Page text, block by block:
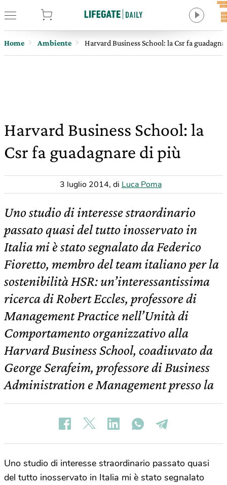
Home Ambiente Harvard Business School: la Csr fa
Harvard Business School: la
Csr fa guadagnare di più
3 luglio 2014, di Luca Poma
Uno studio di interesse straordinario
passato quasi del tutto inosservato in
Italia mi è stato segnalato da Federico
Fioretto, membro del team italiano per la
sostenibilità HSR: un’interessantissima
ricerca di Robert Eccles, professore di
Management Practice nell’Unità di
Comportamento organizzativo alla
Harvard Business School, coadiuvato da
George Serafeim, professore di Business
Administration e Management presso la
Uno studio di interesse straordinario passato quasi
del tutto inosservato in Italia mi è stato segnalato